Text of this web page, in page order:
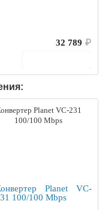
32 789 ₽
Planet VC-231
100/100 Mbps